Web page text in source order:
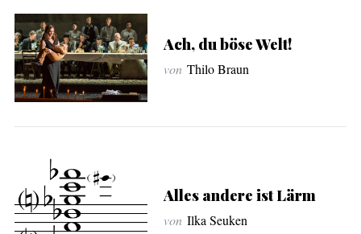
Ach, du böse Welt!
von Thilo Braun
Alles andere ist Lärm
von Ilka Seuken